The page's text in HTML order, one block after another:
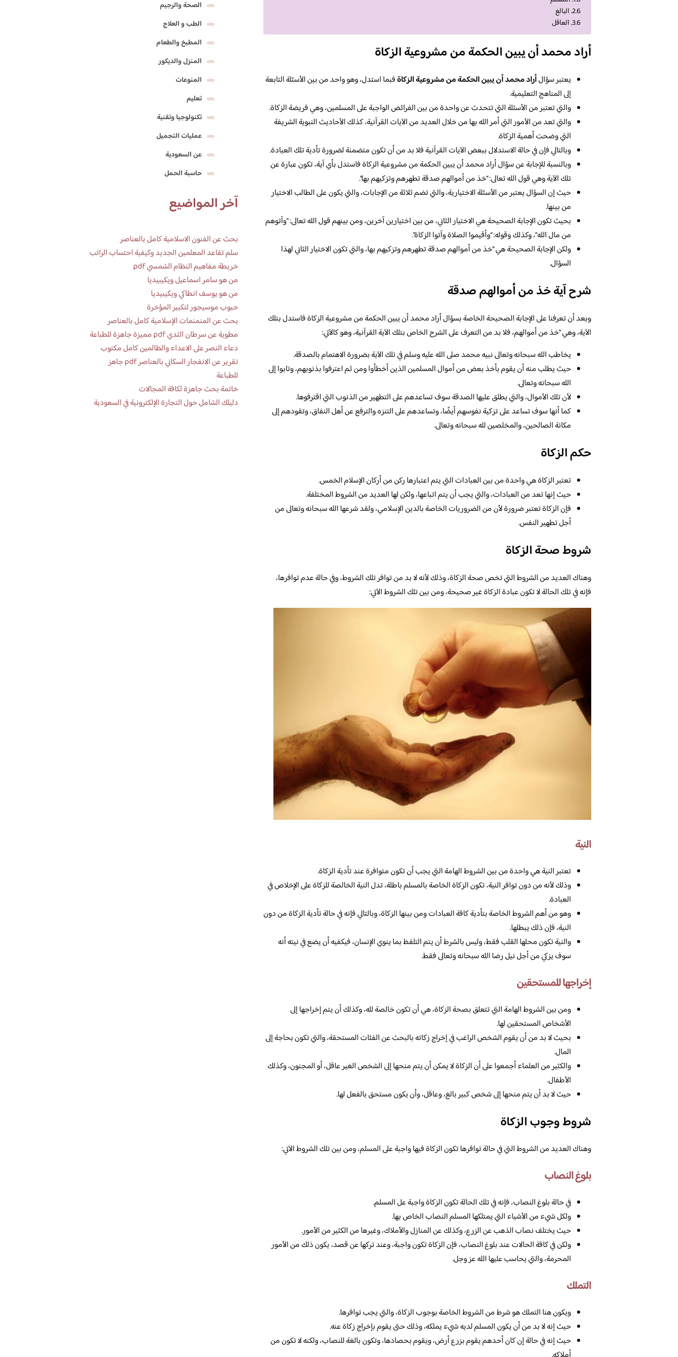
البالغ
العاقل
أراد محمد أن يبين الحكمة من مشروعية الزكاة
يعتبر سؤالأراد محمد أن يبين الحكمة من مشروعية الزكاةفبما استدل، وهو واحد من بين الأسئلة التابعة
إلى المناهج التعليمية.
والتي تعتبر من الأسئلة التي تتحدث عن واحدة من بين الفرائض الواجبة على المسلمين، وهي فريضة الزكاة.
والتي تعد من الأمور التي أمر الله بها من خلال العديد من الآيات القرآنية، كذلك الأحاديث النبوية الشريفة
التي وضحت أهمية الزكاة.
وبالتالي فإن في حالة الاستدلال ببعض الآيات القرآنية فلا بد من أن تكون متضمنة لضرورة تأدية تلك العبادة.
وبالنسبة للإجابة عن سؤال أراد محمد أن يبين الحكمة من مشروعية الزكاة فاستدل بأي آية، تكون عبارة عن
تلك الآية وهي قول الله تعالى: “خذ من أموالهم صدقة تطهرهم وتزكيهم بها”.
حيث إن السؤال يعتبر من الأسئلة الاختيارية، والتي تضم ثلاثة من الإجابات، والتي يكون على الطالب الاختيار
من بينها.
بحيث تكون الإجابة الصحيحة هي الاختيار الثاني، من بين اختيارين آخرين، ومن بينهم قول الله تعالى: “وآتوهم
من مال الله”، وكذلك وقوله: “وأقيموا الصلاة وآتوا الزكاة”.
ولكن الإجابة الصحيحة هي “خذ من أموالهم صدقة تطهرهم وتزكيهم بها، والتي تكون الاختيار الثاني لهذا
السؤال.
شرح آية خذ من أموالهم صدقة
وبعد أن تعرفنا على الإجابة الصحيحة الخاصة بسؤال أراد محمد أن يبين الحكمة من مشروعية الزكاة فاستدل بتلك
الآية، وهي “خذ من أموالهم، فلا بد من التعرف على الشرح الخاص بتلك الآية القرآنية، وهو كالآتي:
يخاطب الله سبحانه وتعالى نبيه محمد صلى الله عليه وسلم في تلك الآية بضرورة الاهتمام بالصدقة.
حيث يطلب منه أن يقوم بأخذ بعض من أموال المسلمين الذين أخطأوا ومن ثم اعترفوا بذنوبهم، وتابوا إلى
الله سبحانه وتعالى.
لأن تلك الأموال، والتي يطلق عليها الصدقة سوف تساعدهم على التطهير من الذنوب التي اقترفوها.
كما أنها سوف تساعد على تزكية نفوسهم أيضًا، وتساعدهم على التنزه والترفع عن أهل النفاق، وتقودهم إلى
مكانة الصالحين، والمخلصين لله سبحانه وتعالى.
حكم الزكاة
تعتبر الزكاة هي واحدة من بين العبادات التي يتم اعتبارها ركن من أركان الإسلام الخمس.
حيث إنها تعد من العبادات، والتي يجب أن يتم اتباعها، ولكن لها العديد من الشروط المختلفة.
فإن الزكاة تعتبر ضرورة لأن من الضروريات الخاصة بالدين الإسلامي، ولقد شرعها الله سبحانه وتعالى من
أجل تطهير النفس.
شروط صحة الزكاة
وهناك العديد من الشروط التي تخص صحة الزكاة، وذلك لأنه لا بد من توافر تلك الشروط، وفي حالة عدم توافرها،
فإنه في تلك الحالة لا تكون عبادة الزكاة غير صحيحة، ومن بين تلك الشروط الآتي:
النية
تعتبر النية هي واحدة من بين الشروط الهامة التي يجب أن تكون متوافرة عند تأدية الزكاة.
وذلك لأنه من دون توافر النية، تكون الزكاة الخاصة بالمسلم باطلة، تدل النية الخالصة للزكاة على الإخلاص في
العبادة.
وهو من أهم الشروط الخاصة بتأدية كافة العبادات ومن بينها الزكاة، وبالتالي فإنه في حالة تأدية الزكاة من دون
النية، فإن ذلك يبطلها.
والنية تكون محلها القلب فقط، وليس بالشرط أن يتم التلفظ بما ينوي الإنسان، فيكفيه أن يضع في نيته أنه
سوف يزكي من أجل نيل رضا الله سبحانه وتعالى فقط.
إخراجها للمستحقين
ومن بين الشروط الهامة التي تتعلق بصحة الزكاة، هي أن تكون خالصة لله، وكذلك أن يتم إخراجها إلى
الأشخاص المستحقين لها.
بحيث لا بد من أن يقوم الشخص الراغب في إخراج زكاته بالبحث عن الفئات المستحقة، والتي تكون بحاجة إلى
المال.
والكثير من العلماء أجمعوا على أن الزكاة لا يمكن أن يتم منحها إلى الشخص الغير عاقل، أو المجنون، وكذلك
الأطفال.
حيث لا بد أن يتم منحها إلى شخص كبير بالغ، وعاقل، وأن يكون مستحق بالفعل لها.
شروط وجوب الزكاة
وهناك العديد من الشروط التي في حالة توافرها تكون الزكاة فيها واجبة على المسلم، ومن بين تلك الشروط الآتي:
بلوغ النصاب
في حالة بلوغ النصاب، فإنه في تلك الحالة تكون الزكاة واجبة عل المسلم.
ولكل شيء من الأشياء التي يمتلكها المسلم النصاب الخاص بها.
حيث يختلف نصاب الذهب عن الزرع، وكذلك عن المنازل والأملاك، وغيرها من الكثير من الأمور.
ولكن في كافة الحالات عند بلوغ النصاب، فإن الزكاة تكون واجبة، وعند تركها عن قصد، يكون ذلك من الأمور
المحرمة، والتي يحاسب عليها الله عز وجل.
التملك
ويكون هنا التملك هو شرط من الشروط الخاصة بوجوب الزكاة، والتي يجب توافرها.
حيث إنه لا بد من أن يكون المسلم لديه شيء يملكه، وذلك حتى يقوم بإخراج زكاة عنه.
حيث إنه في حالة إن كان أحدهم يقوم بزرع أرض، ويقوم بحصادها، وتكون بالغة للنصاب، ولكنه لا تكون من
الصحة والرجيم
الطب و العلاج
المطبخ والطعام
المنزل والديكور
المنوعات
تعليم
تكنولوجيا وتقنية
عمليات التجميل
عن السعودية
حاسبة الحمل
آخر المواضيع
بحث عن الفنون الاسلامية كامل بالعناصر
سلم تقاعد المعلمين الجديد وكيفية احتساب الراتب
خريطة مفاهيم النظام الشمسي pdf
من هو سامر اسماعيل ويكيبيديا
من هو يوسف انطاكي ويكيبيديا
حبوب موسيجور لتكبير المؤخرة
بحث عن المنمنمات الإسلامية كامل بالعناصر
مطوية عن سرطان الثدي pdf مميزة جاهزة للطباعة
دعاء النصر على الاعداء والظالمين كامل مكتوب
تقرير عن الانفجار السكاني بالعناصر pdf جاهز
للطباعة
خاتمة بحث جاهزة لكافة المجالات
دليلك الشامل حول التجارة الإلكترونية في السعودية